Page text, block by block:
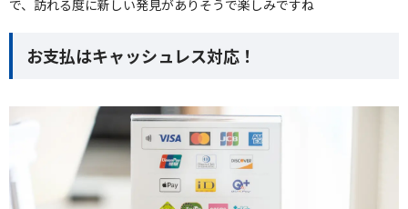
で、訪れる度に新しい発見がありそうで楽しみですね
お支払はキャッシュレス対応！